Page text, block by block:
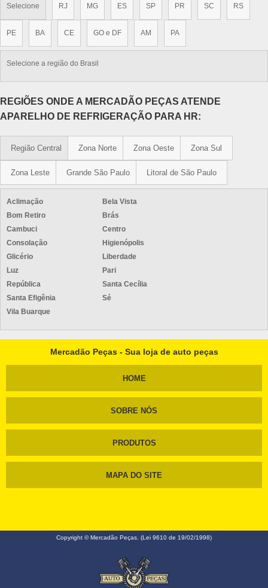
Selecione RJ MG ES SP PR SC RS
PE BA CE GO e DF AM PA
Selecione a região do Brasil
REGIÕES ONDE A MERCADÃO PEÇAS ATENDE
APARELHO DE REFRIGERAÇÃO PARA HR:
Região Central Zona Norte Zona Oeste Zona Sul
Zona Leste Grande São Paulo Litoral de São Paulo
Aclimação
Bela Vista
Bom Retiro
Brás
Cambuci
Centro
Consolação
Higienópolis
Glicério
Liberdade
Luz
Pari
República
Santa Cecília
Santa Efigênia
Sé
Vila Buarque
Mercadão Peças - Sua loja de auto peças
HOME
SOBRE NÓS
PRODUTOS
MAPA DO SITE
Copyright © Mercadão Peças. (Lei 9610 de 19/02/1998)